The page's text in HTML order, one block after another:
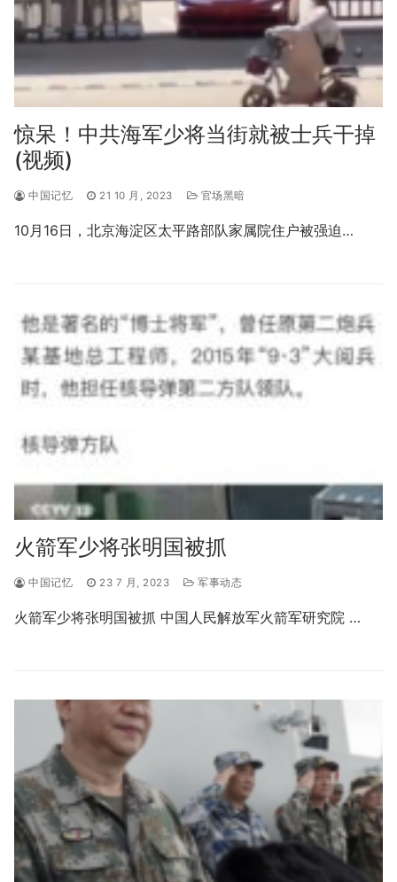
惊呆！中共海军少将当街就被士兵干掉
(视频)
中国记忆 21 10 月, 2023 官场黑暗
10月16日，北京海淀区太平路部队家属院住户被强迫…
火箭军少将张明国被抓
中国记忆 23 7 月, 2023 军事动态
火箭军少将张明国被抓 中国人民解放军火箭军研究院 …